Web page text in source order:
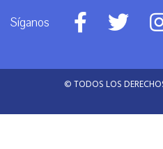
Síganos
© TODOS LOS